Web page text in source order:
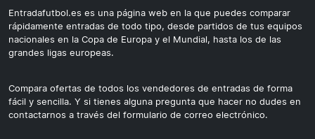
Entradafutbol.es es una página web en la que puedes comparar
rápidamente entradas de todo tipo, desde partidos de tus equipos
nacionales en la Copa de Europa y el Mundial, hasta los de las
grandes ligas europeas.
Compara ofertas de todos los vendedores de entradas de forma
fácil y sencilla. Y si tienes alguna pregunta que hacer no dudes en
contactarnos a través del formulario de correo electrónico.